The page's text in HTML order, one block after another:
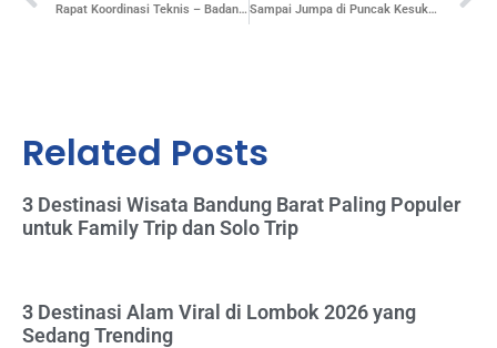
Rapat Koordinasi Teknis – Badan Pusat Statistik RI (Yogyakarta) Sampai Jumpa di Puncak Kesuksesan! Momen Haru Welcoming Batch 17 dan Farewell Internship Tourezia Batch 16
Related Posts
3 Destinasi Wisata Bandung Barat Paling Populer
untuk Family Trip dan Solo Trip
3 Destinasi Alam Viral di Lombok 2026 yang
Sedang Trending